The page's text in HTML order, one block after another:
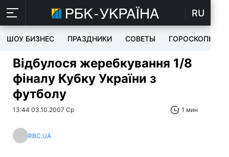
RU
ШОУ БИЗНЕС ПРАЗДНИКИ СОВЕТЫ ГОРОСКОПЫ
Відбулося жеребкування 1/8
фіналу Кубку України з
футболу
13:44 03.10.2007 Ср 1 мин
RBC.UA